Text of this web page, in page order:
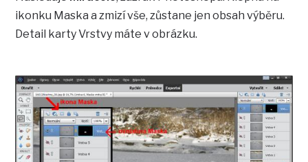
ikonku Maska a zmizí vše, zůstane jen obsah výběru.
Detail karty Vrstvy máte v obrázku.